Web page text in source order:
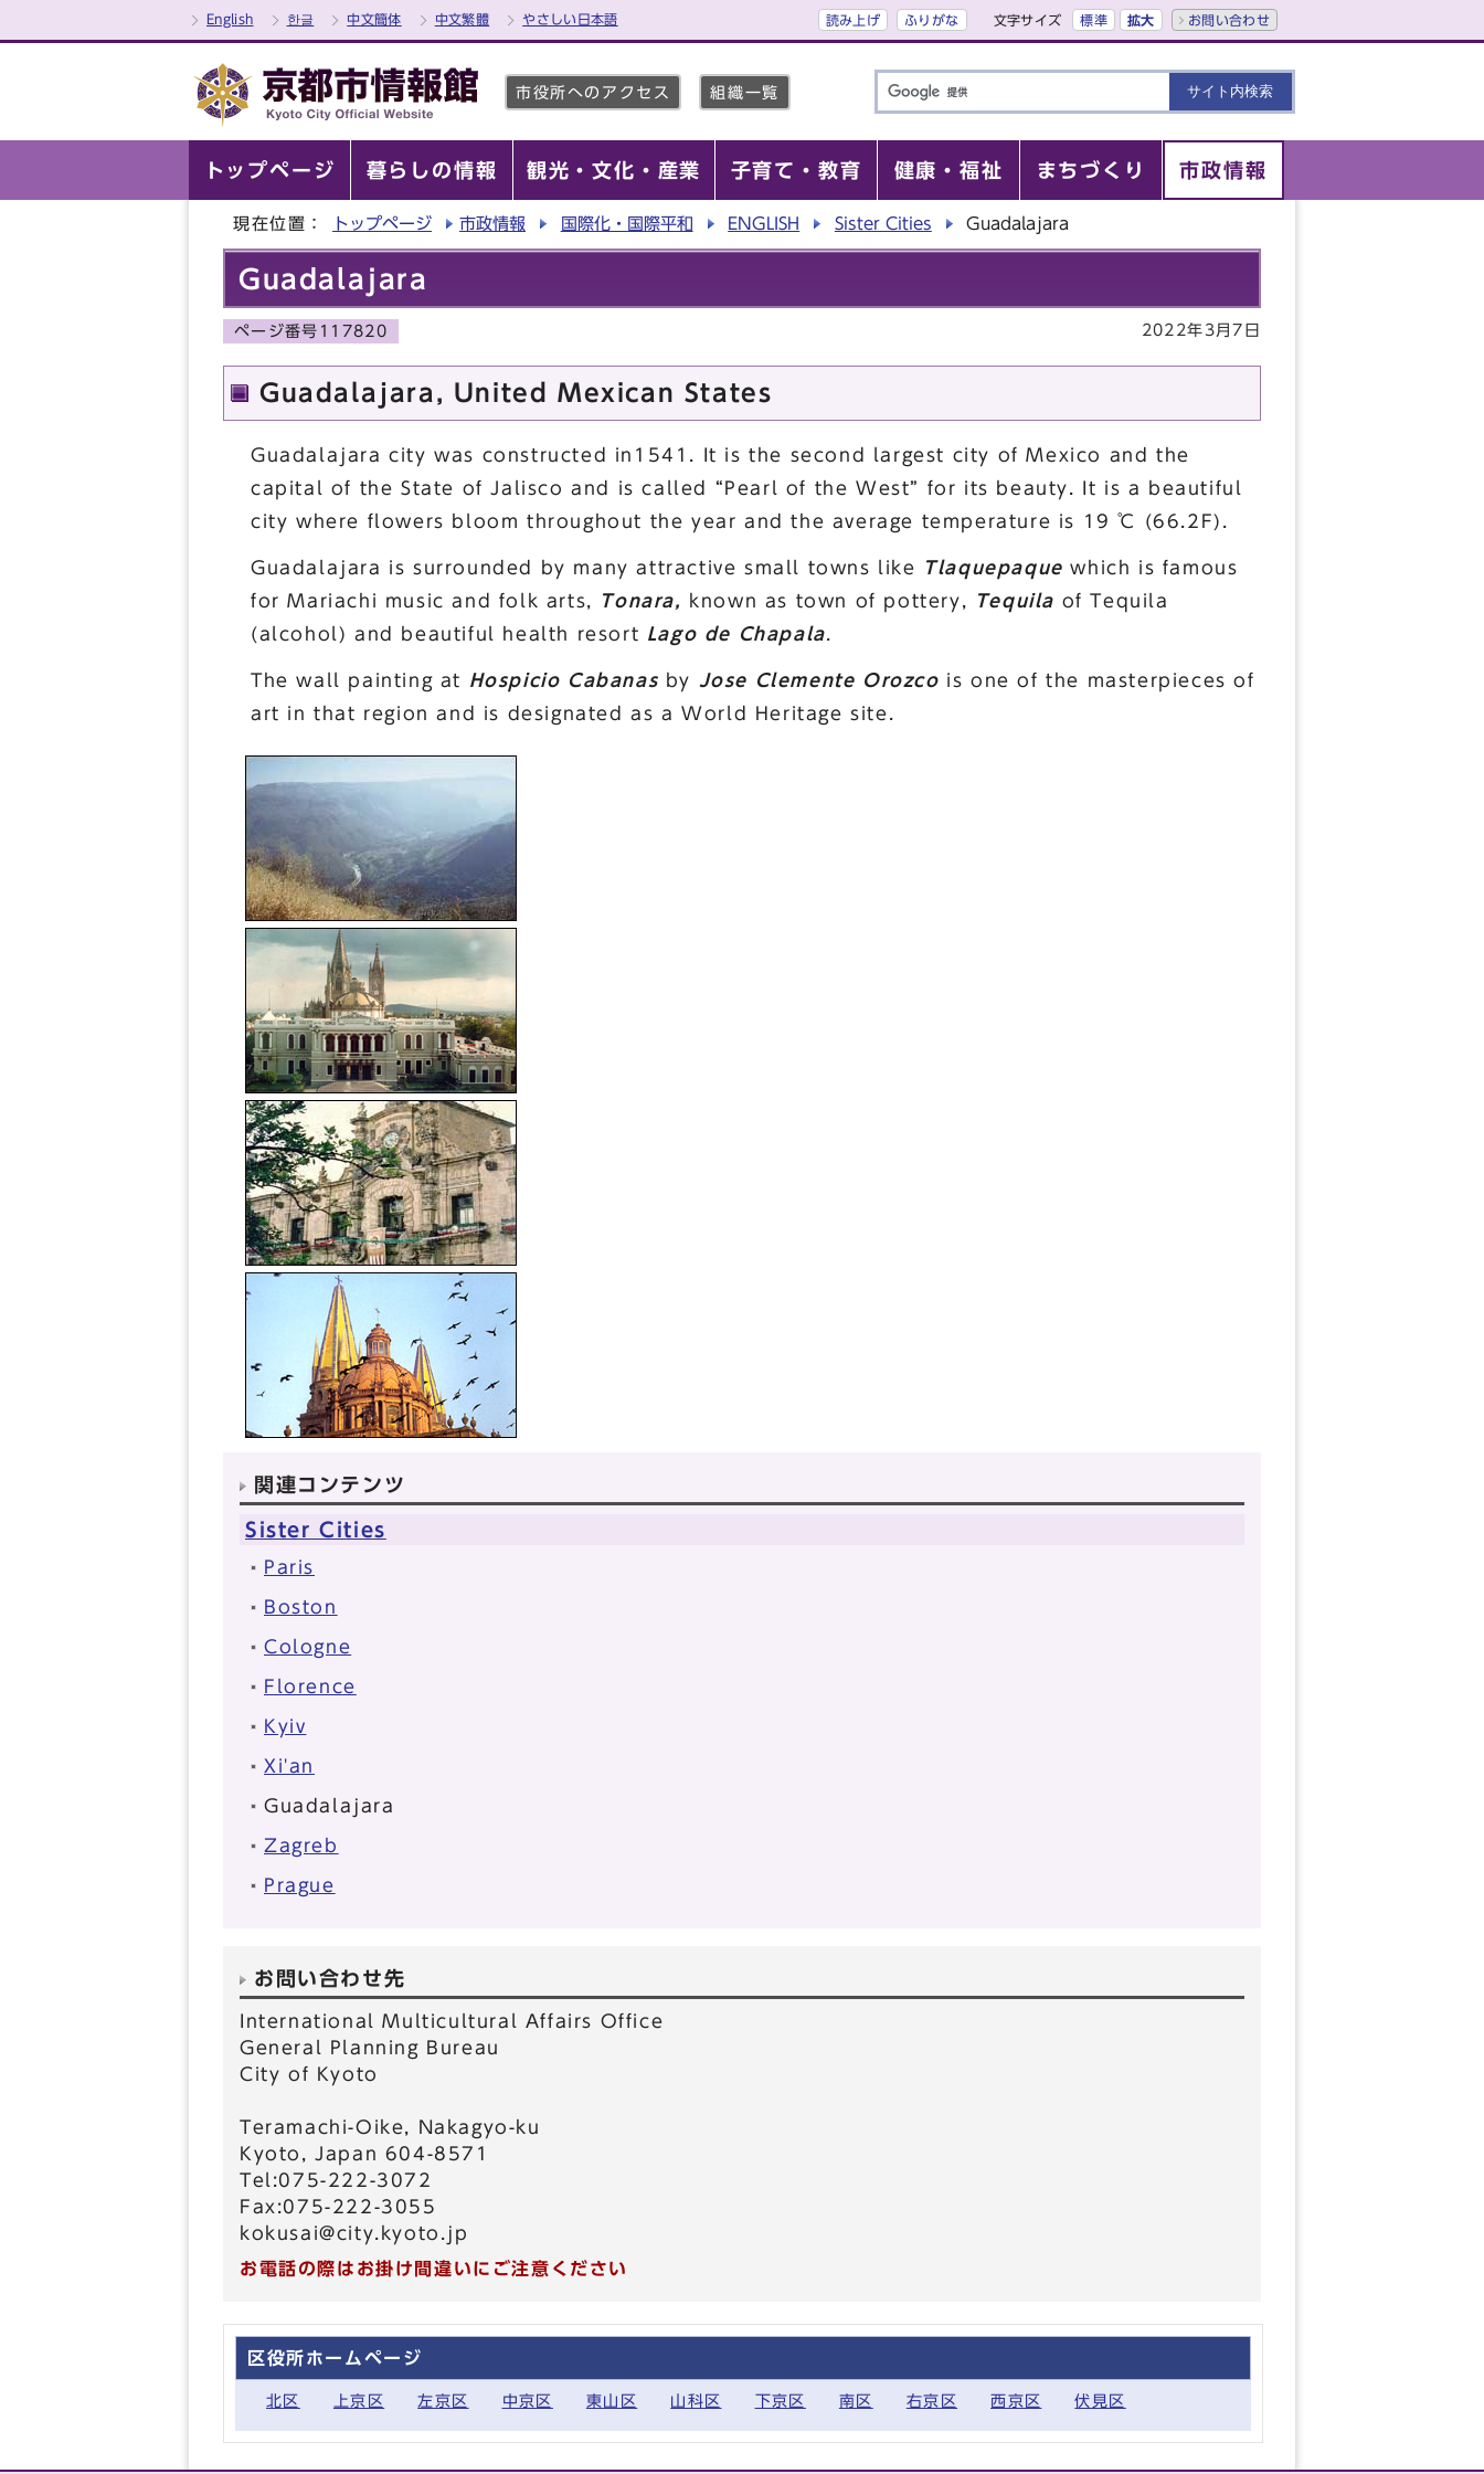
English 한글 中文簡体 中文繁體 やさしい日本語 読み上げ ふりがな 文字サイズ 標準 拡大 お問い合わせ
市役所へのアクセス 組織一覧
トップページ 暮らしの情報 観光・文化・産業 子育て・教育 健康・福祉 まちづくり 市政情報
現在位置： トップページ 市政情報 国際化・国際平和 ENGLISH Sister Cities Guadalajara
Guadalajara
ページ番号117820 2022年3月7日
Guadalajara, United Mexican States
Guadalajara city was constructed in1541. It is the second largest city of Mexico and the
capital of the State of Jalisco and is called “Pearl of the West” for its beauty. It is a beautiful
city where flowers bloom throughout the year and the average temperature is 19 ℃ (66.2F).
Guadalajara is surrounded by many attractive small towns like Tlaquepaque which is famous
for Mariachi music and folk arts,
Tonara, known as town of pottery, Tequila of Tequila
(alcohol) and beautiful health resort Lago de Chapala
The wall painting at Hospicio Cabanas by Jose Clemente Orozco is one of the masterpieces of
art in that region and is designated as a World Heritage site.
関連コンテンツ
Sister Cities
Paris
Boston
Cologne
Florence
Kyiv
Xi'an
Guadalajara
Zagreb
Prague
お問い合わせ先
International Multicultural Affairs Office
General Planning Bureau
City of Kyoto
Teramachi-Oike, Nakagyo-ku
Kyoto, Japan 604-8571
Tel:075-222-3072
Fax:075-222-3055
kokusai@city.kyoto.jp
お電話の際はお掛け間違いにご注意ください
区役所ホームページ
北区 上京区 左京区 中京区 東山区 山科区 下京区 南区 右京区 西京区 伏見区